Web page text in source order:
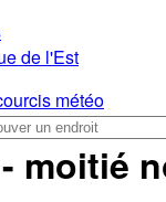
de l'Est
météo
moitié